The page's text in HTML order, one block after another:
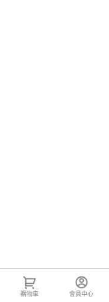
購物車 會員中心